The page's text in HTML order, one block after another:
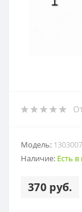
Модель: 1303007
Наличие: Есть
370 руб.